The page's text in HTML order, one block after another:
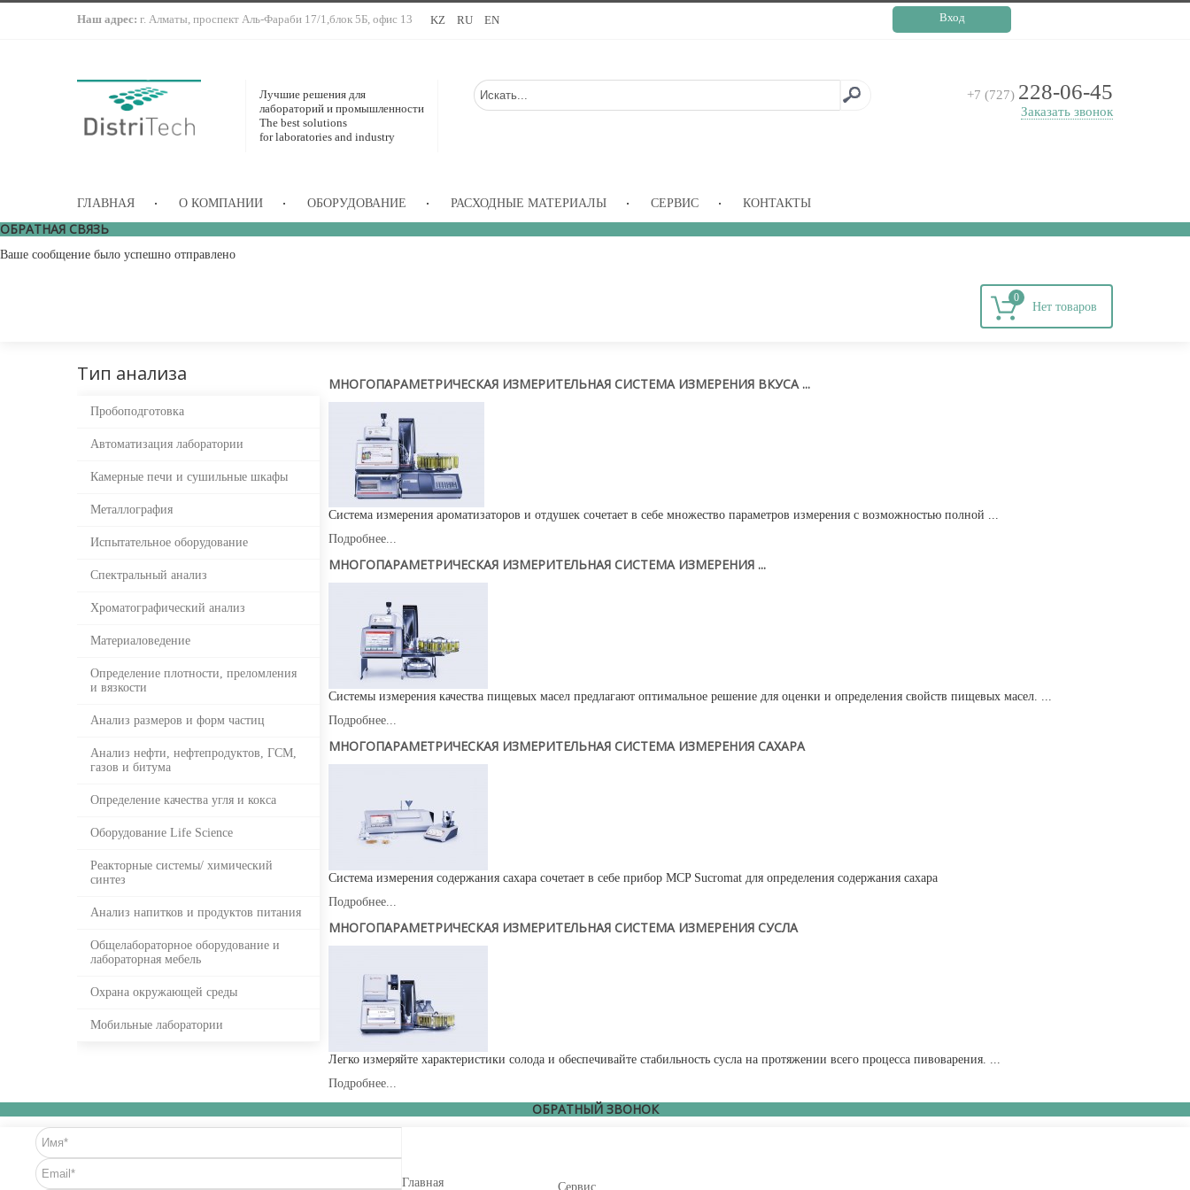
Наш адрес: г. Алматы, проспект Аль-Фараби 17/1,блок 5Б, офис 13 KZ RU EN Вход
Лучшие решения для
лабораторий и промышленности
The best solutions
for laboratories and industry
+7 (727) 228-06-45
Заказать звонок
ГЛАВНАЯ О КОМПАНИИ ОБОРУДОВАНИЕ РАСХОДНЫЕ МАТЕРИАЛЫ СЕРВИС КОНТАКТЫ
ОБРАТНАЯ СВЯЗЬ
Ваше сообщение было успешно отправлено
0
Тип анализа
Пробоподготовка
Автоматизация лаборатории
Камерные печи и сушильные шкафы
Металлография
Испытательное оборудование
Спектральный анализ
Хроматографический анализ
Материаловедение
Определение плотности, преломления
и вязкости
Анализ размеров и форм частиц
Анализ нефти, нефтепродуктов, ГСМ,
газов и битума
Определение качества угля и кокса
Оборудование Life Science
Реакторные системы/ химический
синтез
Анализ напитков и продуктов питания
Общелабораторное оборудование и
лабораторная мебель
Охрана окружающей среды
Мобильные лаборатории
МНОГОПАРАМЕТРИЧЕСКАЯ ИЗМЕРИТЕЛЬНАЯ СИСТЕМА ИЗМЕРЕНИЯ ВКУСА ...
Система измерения ароматизаторов и отдушек сочетает в себе множество параметров измерения с возможностью полной ...
Подробнее...
МНОГОПАРАМЕТРИЧЕСКАЯ ИЗМЕРИТЕЛЬНАЯ СИСТЕМА ИЗМЕРЕНИЯ ...
Системы измерения качества пищевых масел предлагают оптимальное решение для оценки и определения свойств пищевых масел. ...
Подробнее...
МНОГОПАРАМЕТРИЧЕСКАЯ ИЗМЕРИТЕЛЬНАЯ СИСТЕМА ИЗМЕРЕНИЯ САХАРА
Система измерения содержания сахара сочетает в себе прибор MCP Sucromat для определения содержания сахара
Подробнее...
МНОГОПАРАМЕТРИЧЕСКАЯ ИЗМЕРИТЕЛЬНАЯ СИСТЕМА ИЗМЕРЕНИЯ СУСЛА
Легко измеряйте характеристики солода и обеспечивайте стабильность сусла на протяжении всего процесса пивоварения. ...
Подробнее...
ОБРАТНЫЙ ЗВОНОК
Главная Сервис